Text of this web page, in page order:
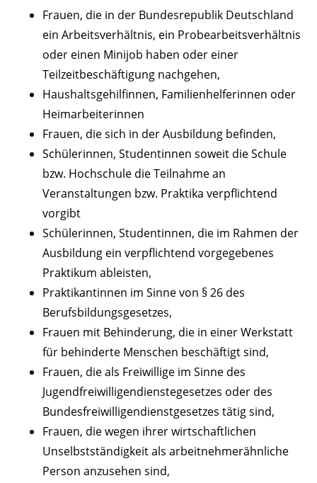
Frauen, die in der Bundesrepublik Deutschland
ein Arbeitsverhältnis, ein Probearbeitsverhältnis
oder einen Minijob haben oder einer
Teilzeitbeschäftigung nachgehen,
Haushaltsgehilfinnen, Familienhelferinnen oder
Heimarbeiterinnen
Frauen, die sich in der Ausbildung befinden,
Schülerinnen, Studentinnen soweit die Schule
bzw. Hochschule die Teilnahme an
Veranstaltungen bzw. Praktika verpflichtend
vorgibt
Schülerinnen, Studentinnen, die im Rahmen der
Ausbildung ein verpflichtend vorgegebenes
Praktikum ableisten,
Praktikantinnen im Sinne von § 26 des
Berufsbildungsgesetzes,
Frauen mit Behinderung, die in einer Werkstatt
für behinderte Menschen beschäftigt sind,
Frauen, die als Freiwillige im Sinne des
Jugendfreiwilligendienstegesetzes oder des
Bundesfreiwilligendienstgesetzes tätig sind,
Frauen, die wegen ihrer wirtschaftlichen
Unselbstständigkeit als arbeitnehmerähnliche
Person anzusehen sind,